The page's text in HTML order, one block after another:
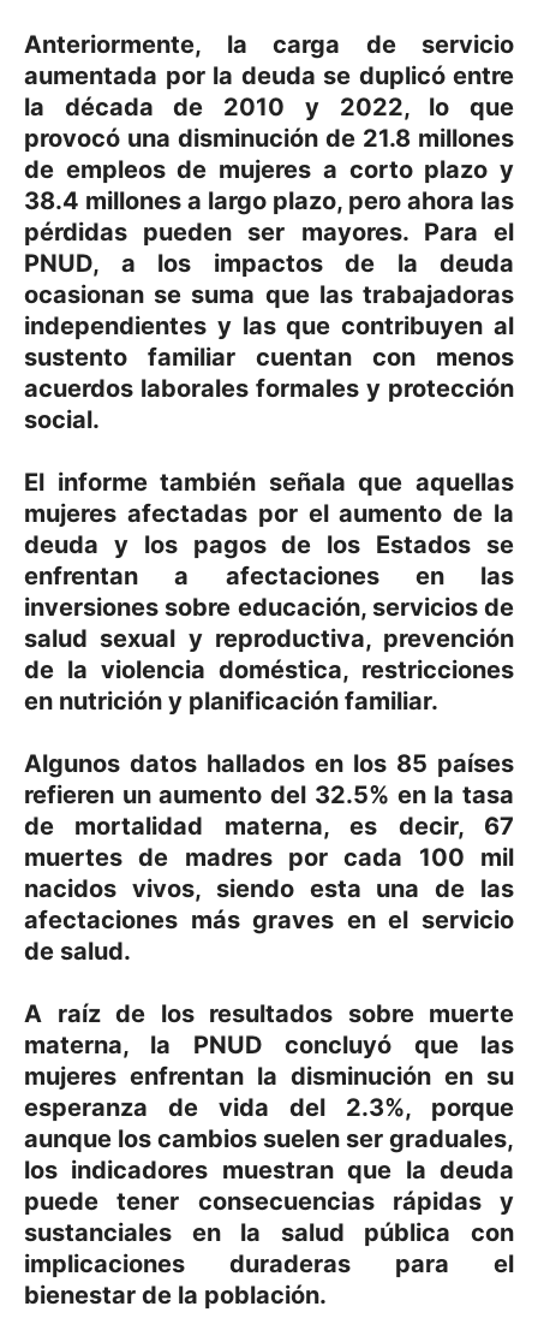
Anteriormente, la carga de servicio
aumentada por la deuda se duplicó entre
la década de 2010 y 2022, lo que
provocó una disminución de 21.8 millones
de empleos de mujeres a corto plazo y
38.4 millones a largo plazo, pero ahora las
pérdidas pueden ser mayores. Para el
PNUD, a los impactos de la deuda
ocasionan se suma que las trabajadoras
independientes y las que contribuyen al
sustento familiar cuentan con menos
acuerdos laborales formales y protección
social.
El informe también señala que aquellas
mujeres afectadas por el aumento de la
deuda y los pagos de los Estados se
enfrentan a afectaciones en las
inversiones sobre educación, servicios de
salud sexual y reproductiva, prevención
de la violencia doméstica, restricciones
en nutrición y planificación familiar.
Algunos datos hallados en los 85 países
refieren un aumento del 32.5% en la tasa
de mortalidad materna, es decir, 67
muertes de madres por cada 100 mil
nacidos vivos, siendo esta una de las
afectaciones más graves en el servicio
de salud.
A raíz de los resultados sobre muerte
materna, la PNUD concluyó que las
mujeres enfrentan la disminución en su
esperanza de vida del 2.3%, porque
aunque los cambios suelen ser graduales,
los indicadores muestran que la deuda
puede tener consecuencias rápidas y
sustanciales en la salud pública con
implicaciones duraderas para el
bienestar de la población.